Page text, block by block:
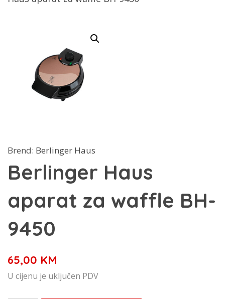
Brend: Berlinger Haus
Berlinger Haus
aparat za waffle BH-
9450
65,00 KM
U cijenu je uključen PDV